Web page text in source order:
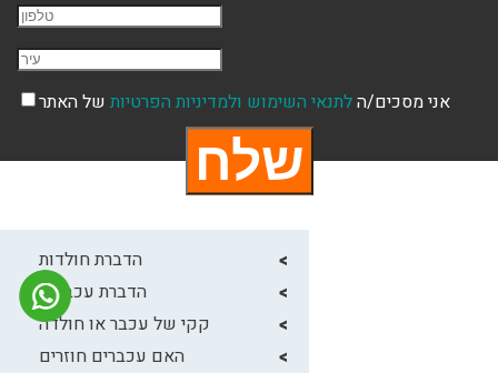
הדברת חולדות
הדברת עכברים
קקי של עכבר או חולדה
האם עכברים חוזרים
טלפון
עיר
אני מסכים/הלתנאי השימוש ולמדיניות הפרטיות של האתר